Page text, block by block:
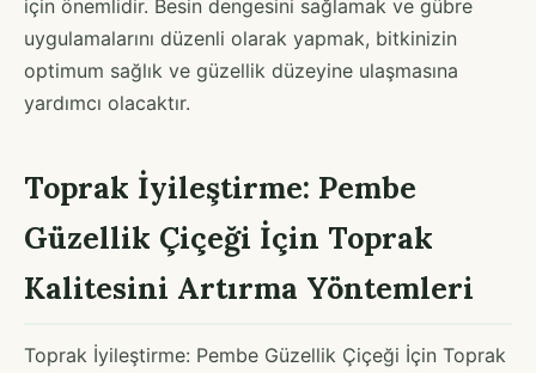
için önemlidir. Besin dengesini sağlamak ve gübre
uygulamalarını düzenli olarak yapmak, bitkinizin
optimum sağlık ve güzellik düzeyine ulaşmasına
yardımcı olacaktır.
Toprak İyileştirme: Pembe
Güzellik Çiçeği İçin Toprak
Kalitesini Artırma Yöntemleri
Toprak İyileştirme: Pembe Güzellik Çiçeği İçin Toprak